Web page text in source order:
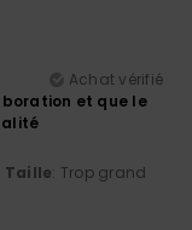
Achat vérifié
et que le
Taille: Trop grand